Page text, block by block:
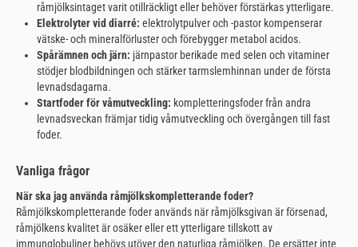
råmjölksintaget varit otillräckligt eller behöver förstärkas ytterligare.
Elektrolyter vid diarré: elektrolytpulver och -pastor kompenserar
vätske- och mineralförluster och förebygger metabol acidos.
Spårämnen och järn: järnpastor berikade med selen och vitaminer
stödjer blodbildningen och stärker tarmslemhinnan under de första
levnadsdagarna.
Startfoder för våmutveckling: kompletteringsfoder från andra
levnadsveckan främjar tidig våmutveckling och övergången till fast
foder.
Vanliga frågor
När ska jag använda råmjölkskompletterande foder?
Råmjölkskompletterande foder används när råmjölksgivan är försenad,
råmjölkens kvalitet är osäker eller ett ytterligare tillskott av
immunglobuliner behövs utöver den naturliga råmjölken. De ersätter inte